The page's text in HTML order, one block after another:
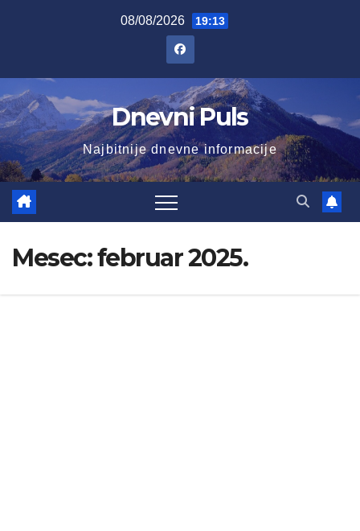
08/08/2026 19:13
Dnevni Puls
Najbitnije dnevne informacije
Mesec:februar 2025.